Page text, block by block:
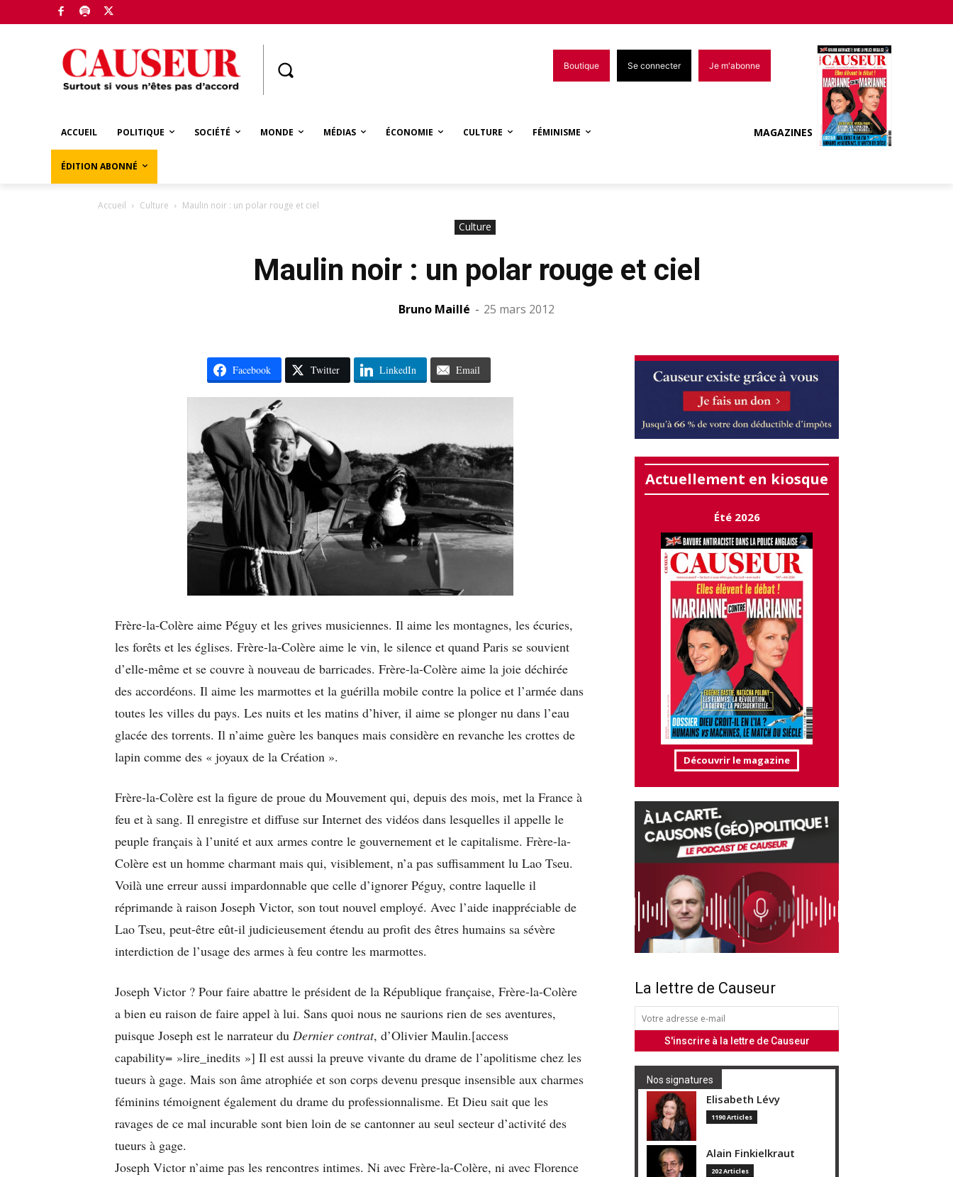
Boutique Se connecter Je m'abonne
ACCUEIL POLITIQUE SOCIÉTÉ MONDE MÉDIAS ÉCONOMIE CULTURE FÉMINISME
ÉDITION ABONNÉ
MAGAZINES
Accueil Culture Maulin noir : un polar rouge et ciel
Culture
Maulin noir : un polar rouge et ciel
Bruno Maillé - 25 mars 2012
Facebook Twitter LinkedIn Email
Frère-la-Colère aime Péguy et les grives musiciennes. Il aime les montagnes, les écuries,
les forêts et les églises. Frère-la-Colère aime le vin, le silence et quand Paris se souvient
d’elle-même et se couvre à nouveau de barricades. Frère-la-Colère aime la joie déchirée
des accordéons. Il aime les marmottes et la guérilla mobile contre la police et l’armée dans
toutes les villes du pays. Les nuits et les matins d’hiver, il aime se plonger nu dans l’eau
glacée des torrents. Il n’aime guère les banques mais considère en revanche les crottes de
lapin comme des « joyaux de la Création ».
Frère-la-Colère est la figure de proue du Mouvement qui, depuis des mois, met la France à
feu et à sang. Il enregistre et diffuse sur Internet des vidéos dans lesquelles il appelle le
peuple français à l’unité et aux armes contre le gouvernement et le capitalisme. Frère-la-
Colère est un homme charmant mais qui, visiblement, n’a pas suffisamment lu Lao Tseu.
Voilà une erreur aussi impardonnable que celle d’ignorer Péguy, contre laquelle il
réprimande à raison Joseph Victor, son tout nouvel employé. Avec l’aide inappréciable de
Lao Tseu, peut-être eût-il judicieusement étendu au profit des êtres humains sa sévère
interdiction de l’usage des armes à feu contre les marmottes.
Joseph Victor ? Pour faire abattre le président de la République française, Frère-la-Colère
a bien eu raison de faire appel à lui. Sans quoi nous ne saurions rien de ses aventures,
puisque Joseph est le narrateur du Dernier contrat, d’Olivier Maulin.[access
capability= »lire_inedits »] Il est aussi la preuve vivante du drame de l’apolitisme chez les
tueurs à gage. Mais son âme atrophiée et son corps devenu presque insensible aux charmes
féminins témoignent également du drame du professionnalisme. Et Dieu sait que les
ravages de ce mal incurable sont bien loin de se cantonner au seul secteur d’activité des
tueurs à gage.
Joseph Victor n’aime pas les rencontres intimes. Ni avec Frère-la-Colère, ni avec Florence
Actuellement en kiosque
Été 2026
Découvrir le magazine
La lettre de Causeur
Nos signatures
Elisabeth Lévy
1190 Articles
Alain Finkielkraut
202 Articles